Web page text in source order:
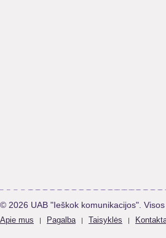
© 2026 UAB "Ieškok komunikacijos".
Apie mus | Pagalba | Taisyklės |